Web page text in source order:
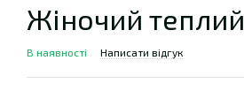
Жіночий
В наявності Написати відгук